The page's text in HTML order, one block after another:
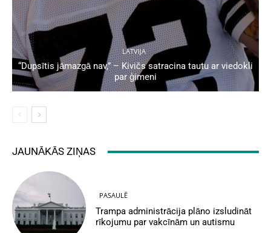
LATVIJA
“Dupsītis jāmazgā nav,” – Kivičs satracina tautu ar viedokli
par ģimeni
JAUNĀKĀS ZIŅAS
PASAULĒ
Trampa administrācija plāno izsludināt
rīkojumu par vakcīnām un autismu